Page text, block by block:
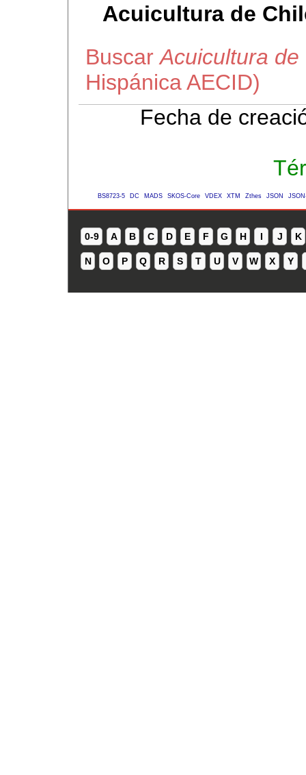
Acuicultura de
BuscarAcuicultura de
Hispánica AECID)
Fecha de
BS8723-5 DC MADS SKOS-Core VDEX XTM Zthes JSON
0-9 A B C D E F G H I J K
N O P Q R S T U V W X Y